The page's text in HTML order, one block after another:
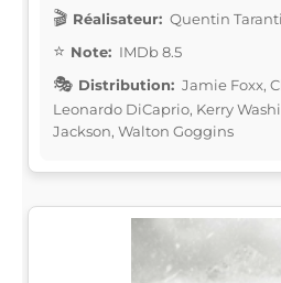
Réalisateur: Quentin
Note: IMDb 8.5
Distribution: Jamie Foxx,
Leonardo DiCaprio, Kerry
Jackson, Walton Goggins